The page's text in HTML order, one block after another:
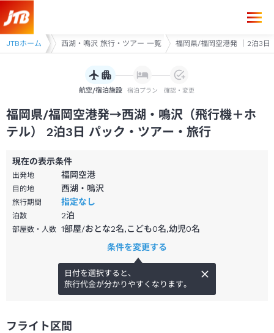
JTBホーム
行・ツアー 西湖・鳴沢 旅行・ツアー 一覧 福岡県/福岡空港発 ｜2泊3日
航空/宿泊施設 宿泊プラン 確認・変更
福岡県/福岡空港発→西湖・鳴沢（飛行機＋ホ
テル） 2泊3日 パック・ツアー・旅行
現在の表示条件
出発地 福岡空港
目的地 西湖・鳴沢
旅行期間 指定なし
泊数 2泊
部屋数・人数 1部屋/おとな2名,こども0名,幼児0名
条件を変更する
日付を選択すると、
旅行代金が分かりやすくなります。
フライト区間